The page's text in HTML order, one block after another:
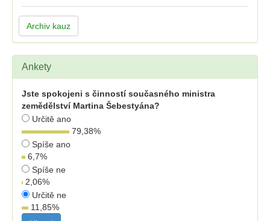
Archiv kauz
Ankety
Jste spokojeni s činností současného ministra
zemědělství Martina Šebestyána?
Určitě ano
79,38%
Spíše ano
6,7%
Spíše ne
2,06%
Určitě ne
11,85%